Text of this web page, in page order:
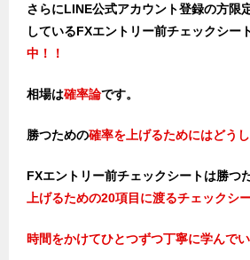
さらにLINE公式アカウント登録の方限
しているFXエントリー前チェックシー
中！！
相場は確率論です。
勝つための確率を上げるためにはどう
FXエントリー前チェックシートは勝つ
上げるための20項目に渡るチェックシ
時間をかけてひとつずつ丁寧に学んでい